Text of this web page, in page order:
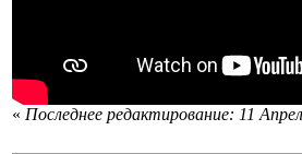
« Последнее редактирование: 11